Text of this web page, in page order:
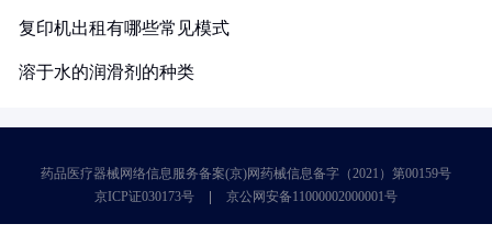
复印机出租有哪些常见模式
溶于水的润滑剂的种类
药品医疗器械网络信息服务备案(京)网药械信息备字（2021）第00159号
京ICP证030173号
京公网安备11000002000001号